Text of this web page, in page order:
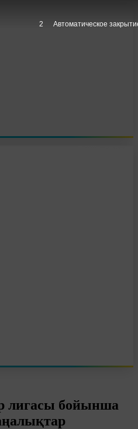
лигасы бойынша
1 Автоматическое